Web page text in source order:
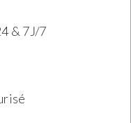
& 7J/7